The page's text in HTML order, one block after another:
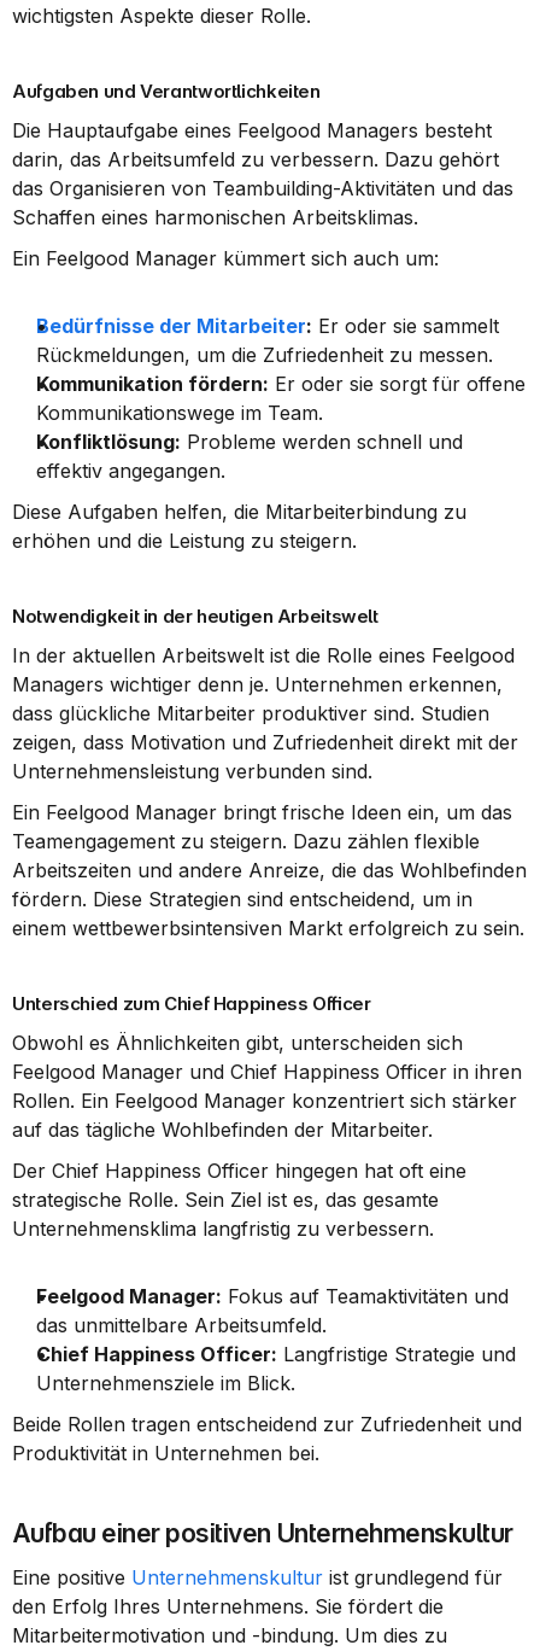
wichtigsten Aspekte dieser Rolle.
Aufgaben und Verantwortlichkeiten
Die Hauptaufgabe eines Feelgood Managers besteht
darin, das Arbeitsumfeld zu verbessern. Dazu gehört
das Organisieren von Teambuilding-Aktivitäten und das
Schaffen eines harmonischen Arbeitsklimas.
Ein Feelgood Manager kümmert sich auch um:
Bedürfnisse der Mitarbeiter: Er oder sie sammelt
Rückmeldungen, um die Zufriedenheit zu messen.
Kommunikation fördern: Er oder sie sorgt für offene
Kommunikationswege im Team.
Konfliktlösung: Probleme werden schnell und
effektiv angegangen.
Diese Aufgaben helfen, die Mitarbeiterbindung zu
erhöhen und die Leistung zu steigern.
Notwendigkeit in der heutigen Arbeitswelt
In der aktuellen Arbeitswelt ist die Rolle eines Feelgood
Managers wichtiger denn je. Unternehmen erkennen,
dass glückliche Mitarbeiter produktiver sind. Studien
zeigen, dass Motivation und Zufriedenheit direkt mit der
Unternehmensleistung verbunden sind.
Ein Feelgood Manager bringt frische Ideen ein, um das
Teamengagement zu steigern. Dazu zählen flexible
Arbeitszeiten und andere Anreize, die das Wohlbefinden
fördern. Diese Strategien sind entscheidend, um in
einem wettbewerbsintensiven Markt erfolgreich zu sein.
Unterschied zum Chief Happiness Officer
Obwohl es Ähnlichkeiten gibt, unterscheiden sich
Feelgood Manager und Chief Happiness Officer in ihren
Rollen. Ein Feelgood Manager konzentriert sich stärker
auf das tägliche Wohlbefinden der Mitarbeiter.
Der Chief Happiness Officer hingegen hat oft eine
strategische Rolle. Sein Ziel ist es, das gesamte
Unternehmensklima langfristig zu verbessern.
Feelgood Manager: Fokus auf Teamaktivitäten und
das unmittelbare Arbeitsumfeld.
Chief Happiness Officer: Langfristige Strategie und
Unternehmensziele im Blick.
Beide Rollen tragen entscheidend zur Zufriedenheit und
Produktivität in Unternehmen bei.
Aufbau einer positiven Unternehmenskultur
Eine positive Unternehmenskultur ist grundlegend für
den Erfolg Ihres Unternehmens. Sie fördert die
Mitarbeitermotivation und -bindung. Um dies zu